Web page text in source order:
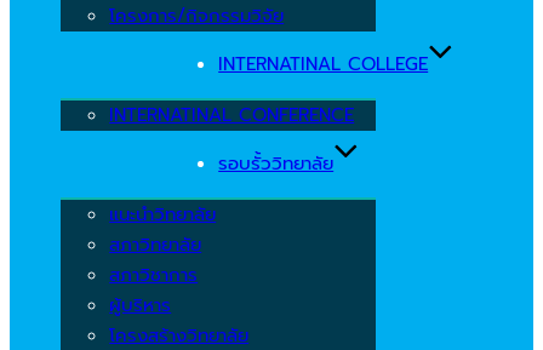
โครงการ/กิจกรรมวิจัย
INTERNATINAL COLLEGE
INTERNATINAL CONFERENCE
รอบรั้ววิทยาลัย
แนะนำวิทยาลัย
สภาวิทยาลัย
สภาวิชาการ
ผู้บริหาร
โครงสร้างวิทยาลัย